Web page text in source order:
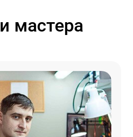
мастера